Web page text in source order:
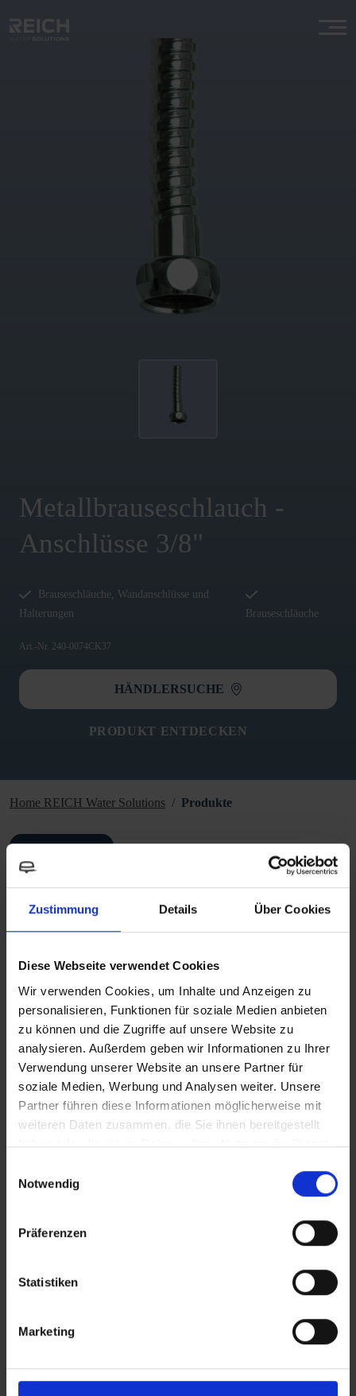
Zustimmung Details Über Cookies
Diese Webseite verwendet Cookies
Wir verwenden Cookies, um Inhalte und Anzeigen zu
personalisieren, Funktionen für soziale Medien anbieten
zu können und die Zugriffe auf unsere Website zu
analysieren. Außerdem geben wir Informationen zu Ihrer
Verwendung unserer Website an unsere Partner für
soziale Medien, Werbung und Analysen weiter. Unsere
Partner führen diese Informationen möglicherweise mit
weiteren Daten zusammen, die Sie ihnen bereitgestellt
haben oder die sie im Rahmen Ihrer Nutzung der Dienste
Notwendig
Präferenzen
Statistiken
Marketing
Metallbrauseschlauch -
Anschlüsse 3/8"
Brauseschläuche, Wandanschlüsse und
Halterungen
Brauseschläuche
Art.-Nr. 240-0074CK37
HÄNDLERSUCHE
PRODUKT ENTDECKEN
Home REICH Water Solutions Produkte
Technische Daten
Downloads
ZURÜCK
und europaweit führender Hersteller im Bereich
Caravans. Als Qualitätsmarke der REICH GmbH